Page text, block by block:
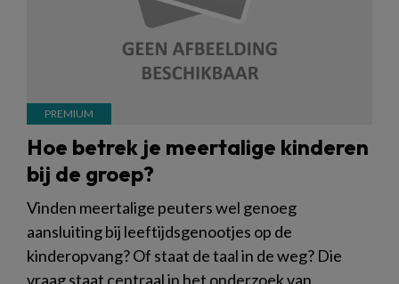
Hoe betrek je meertalige kinderen
bij de groep?
Vinden meertalige peuters wel genoeg
aansluiting bij leeftijdsgenootjes op de
kinderopvang? Of staat de taal in de weg? Die
vraag staat centraal in het onderzoek van